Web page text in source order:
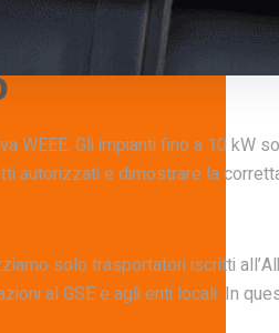
WEEE. Gli impianti fino a 10 kW
autorizzati e dimostrare la
solo trasportatori iscritti
al GSE e agli enti locali. In